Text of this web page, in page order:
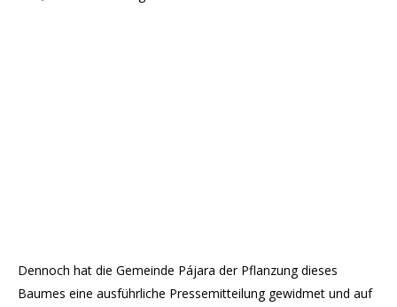
Dennoch hat die Gemeinde Pájara der Pflanzung dieses
Baumes eine ausführliche Pressemitteilung gewidmet und auf